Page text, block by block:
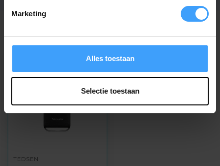
Marketing
Alles toestaan
Selectie toestaan
Recent bekeken
TEDSEN